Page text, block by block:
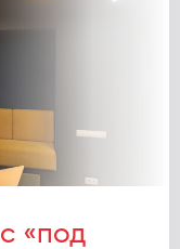
«под